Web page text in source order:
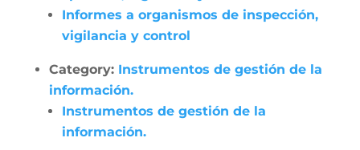
Informes a organismos de inspección,
vigilancia y control
Category: Instrumentos de gestión de la
información.
Instrumentos de gestión de la
información.